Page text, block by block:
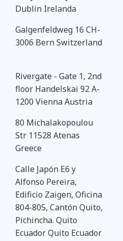
Dublin Irelanda
Galgenfeldweg 16 CH-
3006 Bern Switzerland
Rivergate - Gate 1, 2nd
floor Handelskai 92 A-
1200 Vienna Austria
80 Michalakopoulou
Str 11528 Atenas
Greece
Calle Japón E6 y
Alfonso Pereira,
Edificio Zaigen, Oficina
804-805, Cantón Quito,
Pichincha. Quito
Ecuador Quito Ecuador